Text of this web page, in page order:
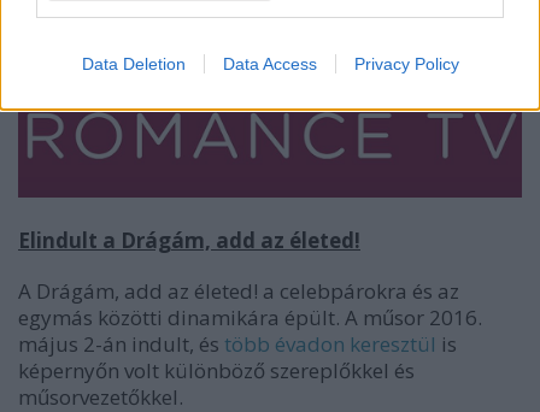
Data Deletion Data Access Privacy Policy
Elindult a Drágám, add az életed!
A Drágám, add az életed! a celebpárokra és az
egymás közötti dinamikára épült. A műsor 2016.
május 2-án indult, és több évadon keresztül is
képernyőn volt különböző szereplőkkel és
műsorvezetőkkel.